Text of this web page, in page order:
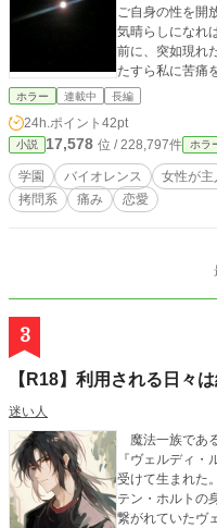
ご自身の性を開
気晴らしになれば幸いです。 【第1
前に、突如現れ
たすら私に苦痛
果たしてナミは
次々虐待する摩
aceとは。 【第３部 NaturalFace】 セクション９６で繰り
広げられる凄惨な地獄絵図。 【
ナンバー事件編】 横浜で、下校中の女子高校生が襲わ
字らしきものが
が起きる。 日
女性ばかり。
ホラー 連載中 長編
24h.ポイント 42pt
小説 17,578 位 / 228,797件 ホラ
学園 バイオレンス 女性が主
拷問系
痛み 恋愛
3
【R18】利用される日々
迷い人
魔法一族であ
『ヴェルディ
受けて生まれた。 ホルト帝国第一皇子シグルド・カール・
テン・ホルトの
繋がれていたヴ